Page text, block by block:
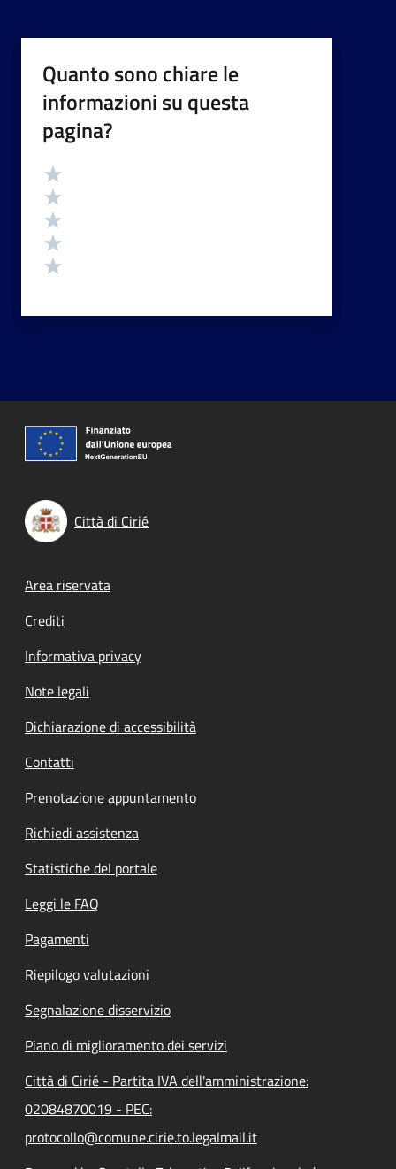
Quanto sono chiare le
informazioni su questa
pagina?
Valutazione
Città di Cirié
Footer menu
Area riservata
Crediti
Informativa privacy
Note legali
Dichiarazione di accessibilità
Contatti
Prenotazione appuntamento
Richiedi assistenza
Statistiche del portale
Leggi le FAQ
Pagamenti
Riepilogo valutazioni
Segnalazione disservizio
Piano di miglioramento dei servizi
Città di Cirié - Partita IVA dell'amministrazione:
02084870019 - PEC:
protocollo@comune.cirie.to.legalmail.it